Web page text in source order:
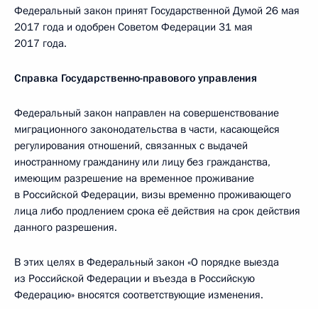
Федеральный закон принят Государственной Думой 26 мая
2017 года и одобрен Советом Федерации 31 мая
2017 года.
Справка Государственно-правового управления
Федеральный закон направлен на совершенствование
миграционного законодательства в части, касающейся
регулирования отношений, связанных с выдачей
иностранному гражданину или лицу без гражданства,
имеющим разрешение на временное проживание
в Российской Федерации, визы временно проживающего
лица либо продлением срока её действия на срок действия
данного разрешения.
В этих целях в Федеральный закон «О порядке выезда
из Российской Федерации и въезда в Российскую
Федерацию» вносятся соответствующие изменения.